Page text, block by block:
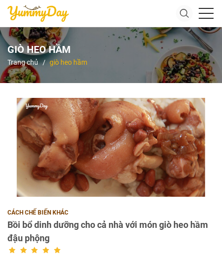
GIÒ HEO HẦM
Trang chủ giò heo hầm
CÁCH CHẾ BIẾN KHÁC
Bồi bổ dinh dưỡng cho cả nhà với món giò heo hầm
đậu phộng